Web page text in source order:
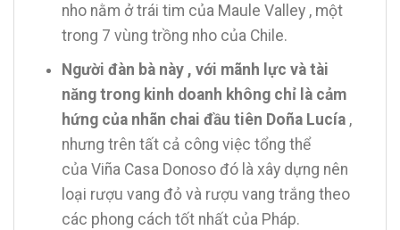
nho nằm ở trái tim của Maule Valley , một
trong 7 vùng trồng nho của Chile.
Người đàn bà này , với mãnh lực và tài
năng trong kinh doanh không chỉ là cảm
hứng của nhãn chai đầu tiên Doña Lucía,
nhưng trên tất cả công việc tổng thể
của Viña Casa Donoso đó là xây dựng nên
loại rượu vang đỏ và rượu vang trắng theo
các phong cách tốt nhất của Pháp.